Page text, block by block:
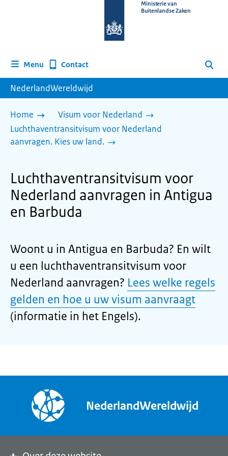
homepage
Ministerie van
Buitenlandse Zaken
Menu Contact Zoeken
NederlandWereldwijd
Home
Visum voor Nederland
Luchthaventransitvisum voor Nederland
aanvragen. Kies uw land.
Luchthaventransitvisum voor
Nederland aanvragen in Antigua
en Barbuda
Woont u in Antigua en Barbuda? En wilt
u een luchthaventransitvisum voor
Nederland aanvragen? Lees welke regels
gelden en hoe u uw visum aanvraagt
(informatie in het Engels).
NederlandWereldwijd